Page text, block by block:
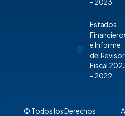
- 2023
Estados
e Informe
del Revisor
Fiscal
- 2022
© Todos los Derechos